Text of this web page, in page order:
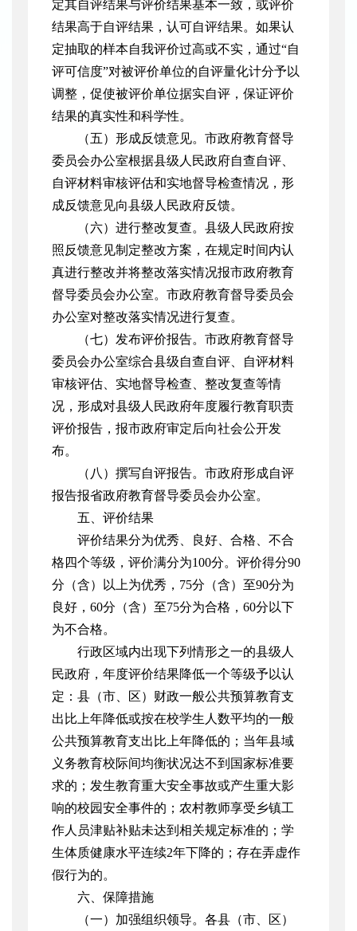
定其自评结果与评价结果基本一致，或评价
结果高于自评结果，认可自评结果。如果认
定抽取的样本自我评价过高或不实，通过“自
评可信度”对被评价单位的自评量化计分予以
调整，促使被评价单位据实自评，保证评价
结果的真实性和科学性。
（五）形成反馈意见。市政府教育督导
委员会办公室根据县级人民政府自查自评、
自评材料审核评估和实地督导检查情况，形
成反馈意见向县级人民政府反馈。
（六）进行整改复查。县级人民政府按
照反馈意见制定整改方案，在规定时间内认
真进行整改并将整改落实情况报市政府教育
督导委员会办公室。市政府教育督导委员会
办公室对整改落实情况进行复查。
（七）发布评价报告。市政府教育督导
委员会办公室综合县级自查自评、自评材料
审核评估、实地督导检查、整改复查等情
况，形成对县级人民政府年度履行教育职责
评价报告，报市政府审定后向社会公开发
布。
（八）撰写自评报告。市政府形成自评
报告报省政府教育督导委员会办公室。
五、评价结果
评价结果分为优秀、良好、合格、不合
格四个等级，评价满分为100分。评价得分90
分（含）以上为优秀，75分（含）至90分为
良好，60分（含）至75分为合格，60分以下
为不合格。
行政区域内出现下列情形之一的县级人
民政府，年度评价结果降低一个等级予以认
定：县（市、区）财政一般公共预算教育支
出比上年降低或按在校学生人数平均的一般
公共预算教育支出比上年降低的；当年县域
义务教育校际间均衡状况达不到国家标准要
求的；发生教育重大安全事故或产生重大影
响的校园安全事件的；农村教师享受乡镇工
作人员津贴补贴未达到相关规定标准的；学
生体质健康水平连续2年下降的；存在弄虚作
假行为的。
六、保障措施
（一）加强组织领导。各县（市、区）